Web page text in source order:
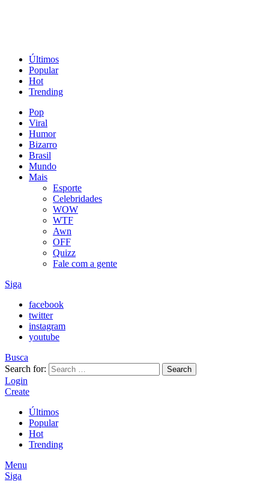
Últimos
Popular
Hot
Trending
Pop
Viral
Humor
Bizarro
Brasil
Mundo
Mais
Esporte
Celebridades
WOW
WTF
Awn
OFF
Quizz
Fale com a gente
Siga
facebook
twitter
instagram
youtube
Busca
Search for:
Search
Login
Create
Últimos
Popular
Hot
Trending
Menu
Siga